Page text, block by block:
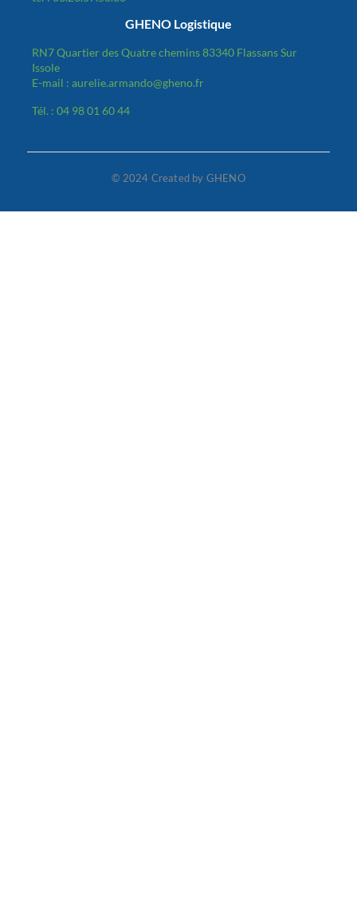
GHENO Logistique
RN7 Quartier des Quatre chemins 83340 Flassans Sur
Issole
E-mail : aurelie.armando@gheno.fr
Tél. : 04 98 01 60 44
© 2024 Created by GHENO